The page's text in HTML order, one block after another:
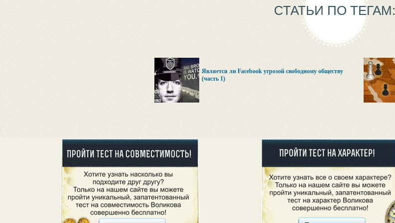
СТАТЬИ ПО ТЕГАМ:
Является ли Facebook угрозой свободному обществу
(часть 1)